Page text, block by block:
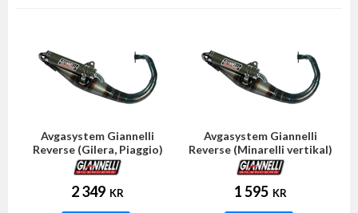
Avgasystem Giannelli
Reverse (Gilera, Piaggio)
2 349 KR
Avgasystem Giannelli
Reverse (Minarelli vertikal)
1 595 KR